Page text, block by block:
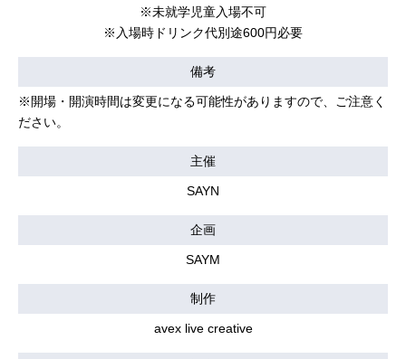
※未就学児童入場不可
※入場時ドリンク代別途600円必要
備考
※開場・開演時間は変更になる可能性がありますので、ご注意く
ださい。
主催
SAYN
企画
SAYM
制作
avex live creative